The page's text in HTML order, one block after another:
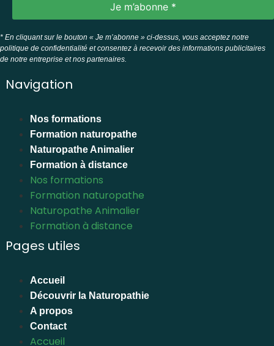
* En cliquant sur le bouton « Je m’abonne » ci-dessus, vous acceptez notre
politique de confidentialité et consentez à recevoir des informations publicitaires
de notre entreprise et nos partenaires.
Navigation
Nos formations
Formation naturopathe
Naturopathe Animalier
Formation à distance
Nos formations
Formation naturopathe
Naturopathe Animalier
Formation à distance
Pages utiles
Accueil
Découvrir la Naturopathie
A propos
Contact
Accueil